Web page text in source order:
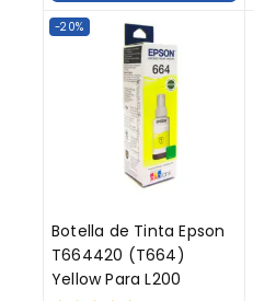
-20%
Botella de Tinta Epson
T664420 (T664)
Yellow Para L200